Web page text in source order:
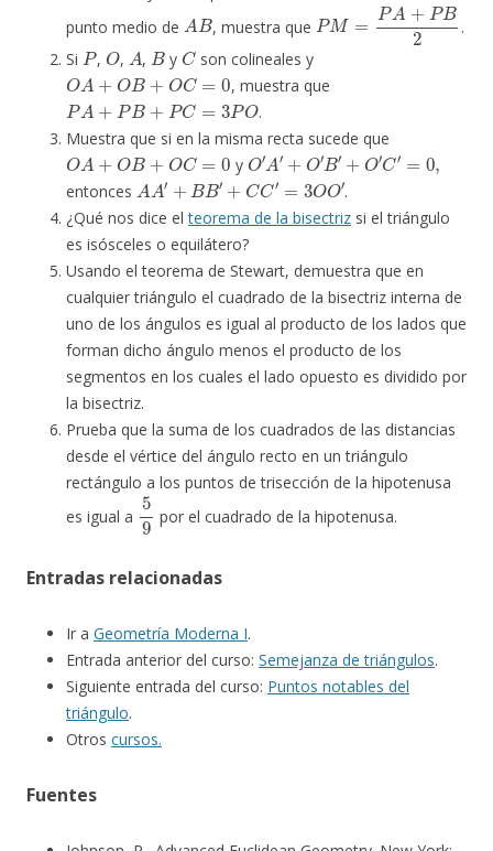
punto medio de
A B
, muestra que
PM = A+PB2
.
Si
, , , y son colineales y
O A + OB+OC = 0
, muestra que
PA+ P B+P = 3PO
.
Muestra que si en la misma recta sucede que
OA+OB +O C= 0
y
O′A′+O ′B′+O′ C′=0 ,
entonces
A A +BB ′+ CC′ =3 OO ′
.
¿Qué nos dice elteorema de la bisectriz si el triángulo
es isósceles o equilátero?
Usando el teorema de Stewart, demuestra que en
cualquier triángulo el cuadrado de la bisectriz interna de
uno de los ángulos es igual al producto de los lados que
forman dicho ángulo menos el producto de los
segmentos en los cuales el lado opuesto es dividido por
la bisectriz.
Prueba que la suma de los cuadrados de las distancias
desde el vértice del ángulo recto en un triángulo
rectángulo a los puntos de trisección de la hipotenusa
es igual a
59
por el cuadrado de la hipotenusa.
Entradas relacionadas
Ir a Geometría Moderna I.
Entrada anterior del curso: Semejanza de triángulos.
Siguiente entrada del curso: Puntos notables del
triángulo.
Otros cursos.
Fuentes